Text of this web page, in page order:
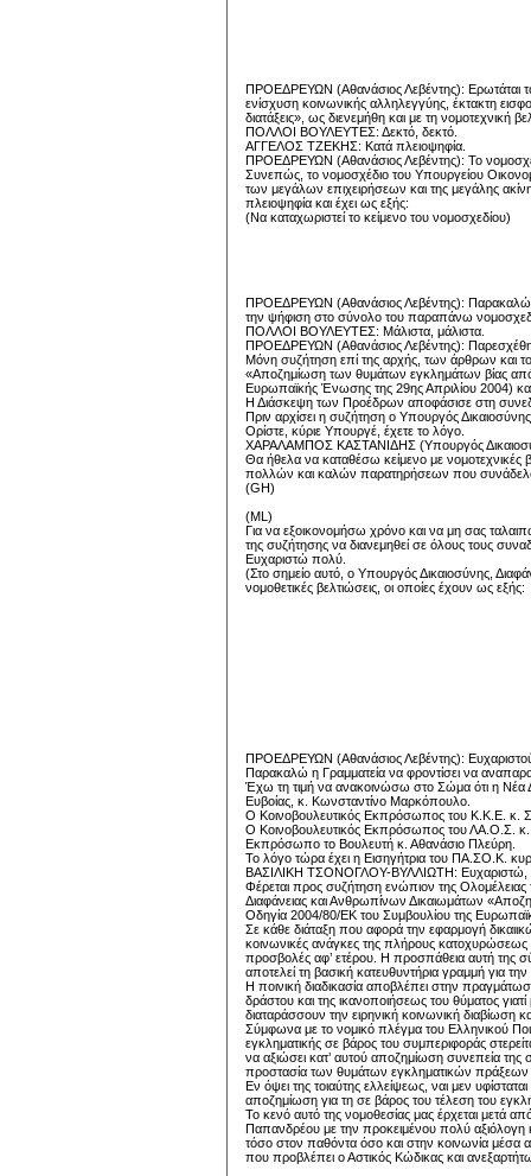
ΠΡΟΕΔΡΕΥΩΝ (Αθανάσιος Λεβέντης): Ερωτάται
ενίσχυση κοινωνικής αλληλεγγύης, έκτακτη
διατάξεις», ως διενεμήθη και με τη νομοτεχνική
ΠΟΛΛΟΙ ΒΟΥΛΕΥΤΕΣ: Δεκτό, δεκτό.
ΑΓΓΕΛΟΣ ΤΖΕΚΗΣ: Κατά πλειοψηφία.
ΠΡΟΕΔΡΕΥΩΝ (Αθανάσιος Λεβέντης): Το
Συνεπώς, το νομοσχέδιο του Υπουργείου
των μεγάλων επιχειρήσεων και της μεγάλης
πλειοψηφία και έχει ως εξής:
(Να καταχωριστεί το κείμενο του νομοσχεδίου)
ΠΡΟΕΔΡΕΥΩΝ (Αθανάσιος Λεβέντης): Παρακαλώ
την ψήφιση στο σύνολο του παραπάνω
ΠΟΛΛΟΙ ΒΟΥΛΕΥΤΕΣ: Μάλιστα, μάλιστα.
ΠΡΟΕΔΡΕΥΩΝ (Αθανάσιος Λεβέντης): Παρεσχέθη
Μόνη συζήτηση επί της αρχής, των άρθρων και
«Αποζημίωση των θυμάτων εγκλημάτων βίας
Ευρωπαϊκής Ένωσης της 29ης Απριλίου 2004) και
Η Διάσκεψη των Προέδρων αποφάσισε στη
Πριν αρχίσει η συζήτηση ο Υπουργός Δικαιοσύνης
Ορίστε, κύριε Υπουργέ, έχετε το λόγο.
ΧΑΡΑΛΑΜΠΟΣ ΚΑΣΤΑΝΙΔΗΣ (Υπουργός
Θα ήθελα να καταθέσω κείμενο με νομοτεχνικές
πολλών και καλών παρατηρήσεων που
(GH)
(ML)
Για να εξοικονομήσω χρόνο και να μη σας
της συζήτησης να διανεμηθεί σε όλους τους
Ευχαριστώ πολύ.
(Στο σημείο αυτό, ο Υπουργός Δικαιοσύνης,
νομοθετικές βελτιώσεις, οι οποίες έχουν ως εξής:
ΠΡΟΕΔΡΕΥΩΝ (Αθανάσιος Λεβέντης):
Παρακαλώ η Γραμματεία να φροντίσει να
Έχω τη τιμή να ανακοινώσω στο Σώμα ότι η Νέα
Ευβοίας, κ. Κωνσταντίνο Μαρκόπουλο.
Ο Κοινοβουλευτικός Εκπρόσωπος του Κ.Κ.Ε. κ.
Ο Κοινοβουλευτικός Εκπρόσωπος του ΛΑ.Ο.Σ. κ.
Εκπρόσωπο το Βουλευτή κ. Αθανάσιο Πλεύρη.
Το λόγο τώρα έχει η Εισηγήτρια του ΠΑ.ΣΟ.Κ.
ΒΑΣΙΛΙΚΗ ΤΣΟΝΟΓΛΟΥ-ΒΥΛΛΙΩΤΗ: Ευχαριστώ,
Φέρεται προς συζήτηση ενώπιον της Ολομέλειας
Διαφάνειας και Ανθρωπίνων Δικαιωμάτων
Οδηγία 2004/80/ΕΚ του Συμβουλίου της
Σε κάθε διάταξη που αφορά την εφαρμογή
κοινωνικές ανάγκες της πλήρους κατοχυρώσεως
προσβολές αφ’ ετέρου. Η προσπάθεια αυτή της
αποτελεί τη βασική κατευθυντήρια γραμμή για
Η ποινική διαδικασία αποβλέπει στην
δράστου και της ικανοποιήσεως του θύματος
διαταράσσουν την ειρηνική κοινωνική διαβίωση
Σύμφωνα με το νομικό πλέγμα του Ελληνικού
εγκληματικής σε βάρος του συμπεριφοράς
να αξιώσει κατ’ αυτού αποζημίωση συνεπεία της
προστασία των θυμάτων εγκληματικών
Εν όψει της τοιαύτης ελλείψεως, ναι μεν
αποζημίωση για τη σε βάρος του τέλεση του
Το κενό αυτό της νομοθεσίας μας έρχεται
Παπανδρέου με την προκειμένου πολύ αξιόλογη
τόσο στον παθόντα όσο και στην κοινωνία μέσα
που προβλέπει ο Αστικός Κώδικας και